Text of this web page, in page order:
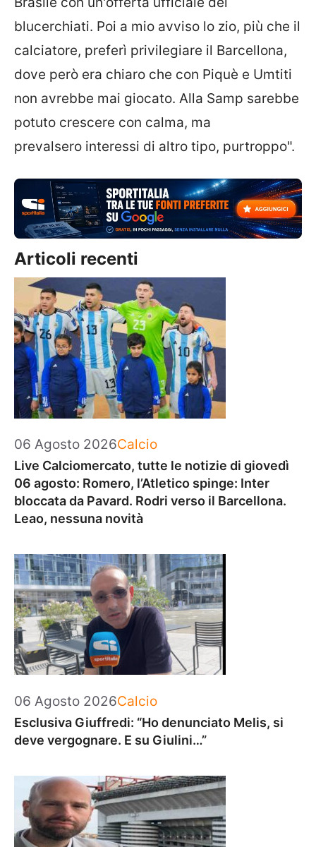
blucerchiati. Poi a mio avviso lo zio, più che il
calciatore, preferì privilegiare il Barcellona,
dove però era chiaro che con Piquè e Umtiti
non avrebbe mai giocato. Alla Samp sarebbe
potuto crescere con calma, ma
prevalsero interessi di altro tipo, purtroppo".
Articoli recenti
06 Agosto 2026Categorie
Calcio
Live Calciomercato, tutte le notizie di giovedì
06 agosto: Romero, l’Atletico spinge: Inter
bloccata da Pavard. Rodri verso il Barcellona.
Leao, nessuna novità
06 Agosto 2026Categorie
Calcio
Esclusiva Giuffredi: “Ho denunciato Melis, si
deve vergognare. E su Giulini…”